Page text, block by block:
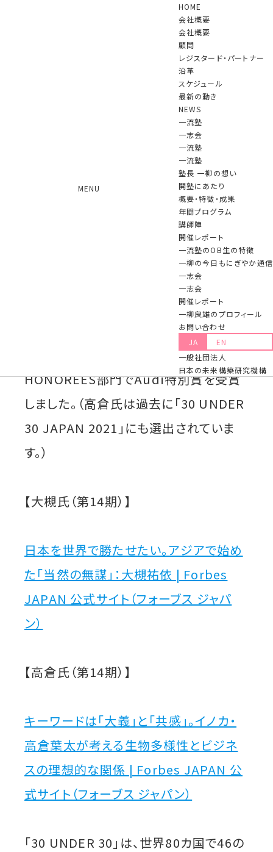
MENU
HOME
会社概要
会社概要
顧問
レジスタード・パートナー
沿革
スケジュール
最新の動き
NEWS
一流塾
一志会
一流塾
一流塾
塾長 一柳の想い
開塾にあたり
概要・特徴・成果
年間プログラム
講師陣
開催レポート
一流塾のOB生の特徴
一柳の今日もにぎやか通信
一志会
一志会
開催レポート
一柳良雄のプロフィール
お問い合わせ
JA
EN
一般社団法人
日本の未来構築研究機構
2024.08.28 更新
（一流塾卒塾生の第14期 大槻 祐依 氏
（株式会社 FinT 代表取締役）が
「Forbes JAPAN 30 UNDER 30 2024」
にBUSINESS & FINANCE & IMPACT
部門で選出されました。 また、同時に
第14期 高倉 葉太 氏（株式会社イノカ 代
表取締役CEO）が、SPECIAL
HONOREES部門でAudi特別賞を受賞
しました。（高倉氏は過去に「30 UNDER
30 JAPAN 2021」にも選出されていま
す。）
【大槻氏（第14期）】
日本を世界で勝たせたい。アジアで始め
た「当然の無謀」：大槻祐依 | Forbes
JAPAN 公式サイト（フォーブス ジャパ
ン）
【高倉氏（第14期）】
キーワードは「大義」と「共感」。イノカ・
高倉葉太が考える生物多様性とビジネ
スの理想的な関係 | Forbes JAPAN 公
式サイト（フォーブス ジャパン）
「30 UNDER 30」は、世界80カ国で46の